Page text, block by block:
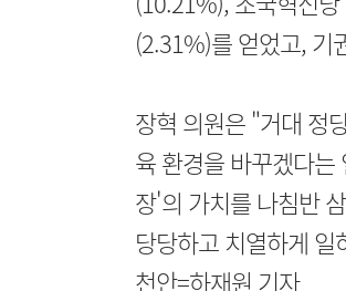
(2.31%)를 얻었고, 기
장혁 의원은 "거대 정
육 환경을 바꾸겠다는
장'의 가치를 나침반
당당하고 치열하게
천안=하재원 기자